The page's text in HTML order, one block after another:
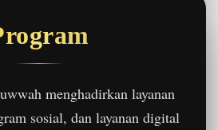
menghadirkan layanan
sosial, dan layanan digital